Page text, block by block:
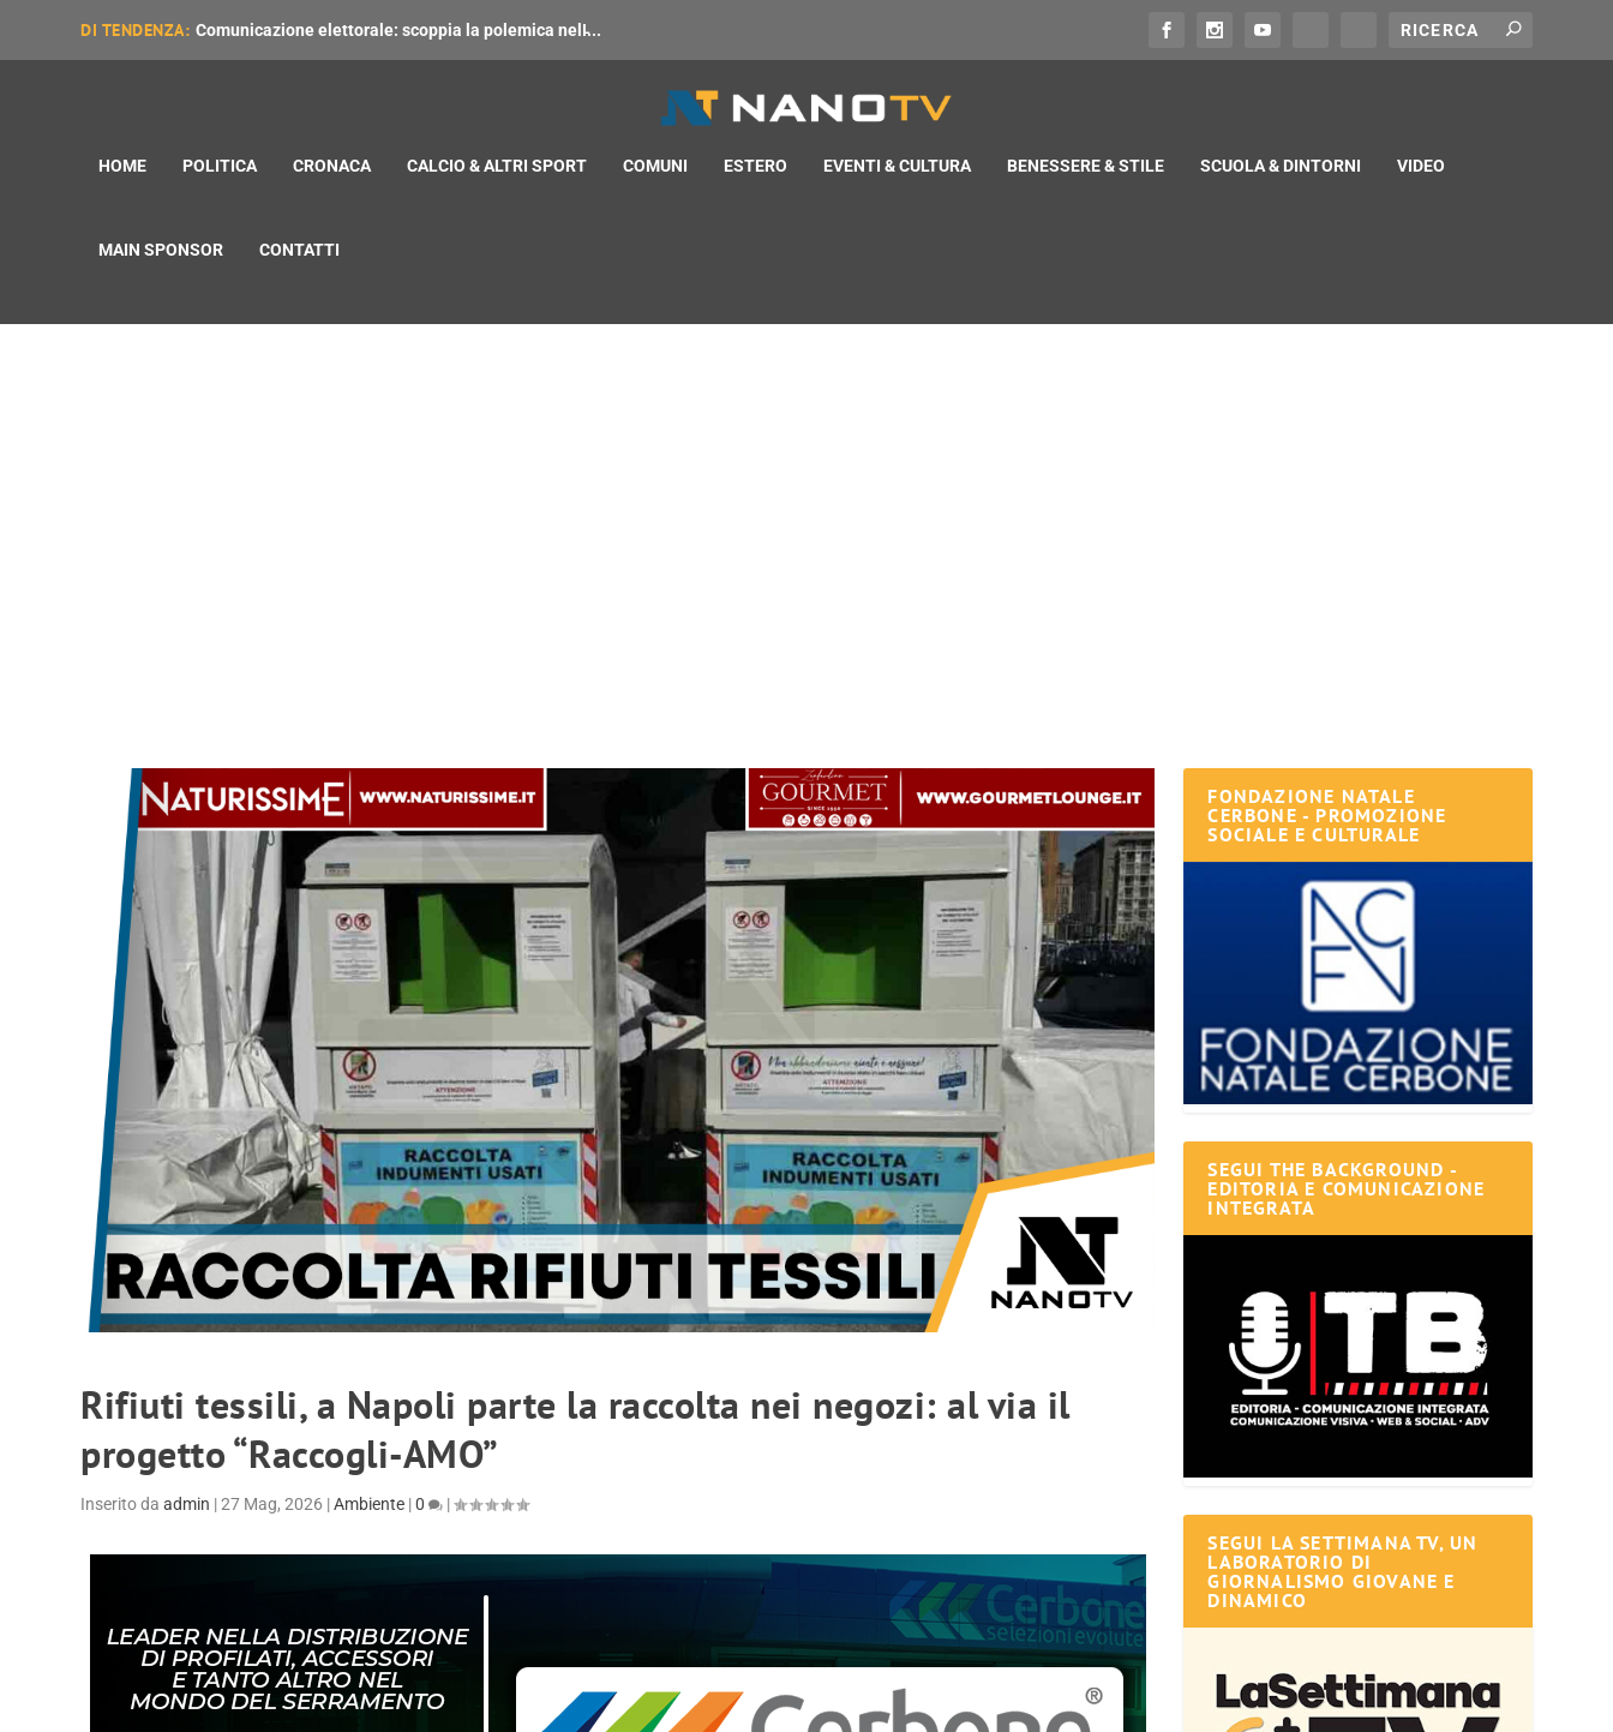
DI TENDENZA: Comunicazione elettorale: scoppia la polemica nell̵...
HOME POLITICA CRONACA CALCIO & ALTRI SPORT COMUNI ESTERO EVENTI & CULTURA BENESSERE & STILE SCUOLA & DINTORNI VIDEO
MAIN SPONSOR CONTATTI
Rifiuti tessili, a Napoli parte la raccolta nei negozi: al via il
progetto “Raccogli-AMO”
Inserito daadmin |27 Mag, 2026 |Ambiente |0 |
FONDAZIONE NATALE
CERBONE - PROMOZIONE
SOCIALE E CULTURALE
SEGUI THE BACKGROUND -
EDITORIA E COMUNICAZIONE
INTEGRATA
SEGUI LA SETTIMANA TV, UN
LABORATORIO DI
GIORNALISMO GIOVANE E
DINAMICO